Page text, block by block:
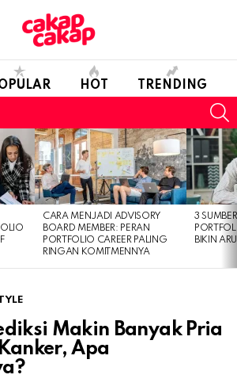
HOT TRENDING
CARA MENJADI ADVISORY
BOARD MEMBER: PERAN
PORTFOLIO CAREER PALING
RINGAN KOMITMENNYA
3
BIKIN
Makin Banyak Pria
Apa